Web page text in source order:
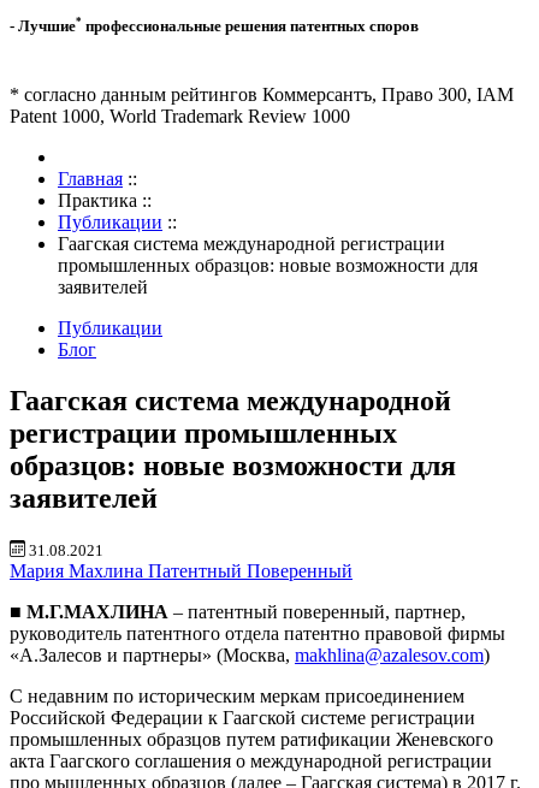
- Лучшие* профессиональные решения патентных споров
* согласно данным рейтингов Коммерсантъ, Право 300, IAM
Patent 1000, World Trademark Review 1000
Главная ::
Практика ::
Публикации ::
Гаагская система международной регистрации
промышленных образцов: новые возможности для
заявителей
Публикации
Блог
Гаагская система международной
регистрации промышленных
образцов: новые возможности для
заявителей
31.08.2021
Мария Махлина Патентный Поверенный
■ М.Г.МАХЛИНА – патентный поверенный, партнер,
руководитель патентного отдела патентно­ правовой фирмы
«А.Залесов и партнеры» (Москва, makhlina@azalesov.com)
С недав­ним по историческим меркам при­соединением
Российской Федерации к Гаагской си­стеме регист­рации
промы­шленных об­разцов путем ратификации Женевского
акта Гаагского соглашения о международной регистрации
про­ мышленных образцов (далее – Гаагс­кая система) в 2017 г.